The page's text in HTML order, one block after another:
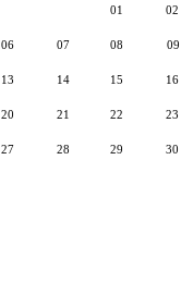
01 02
06 07 08 09
13 14 15 16
20 21 22 23
27 28 29 30